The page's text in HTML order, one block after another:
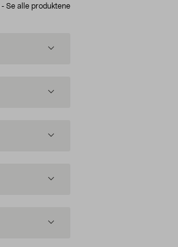
- Se alle produktene